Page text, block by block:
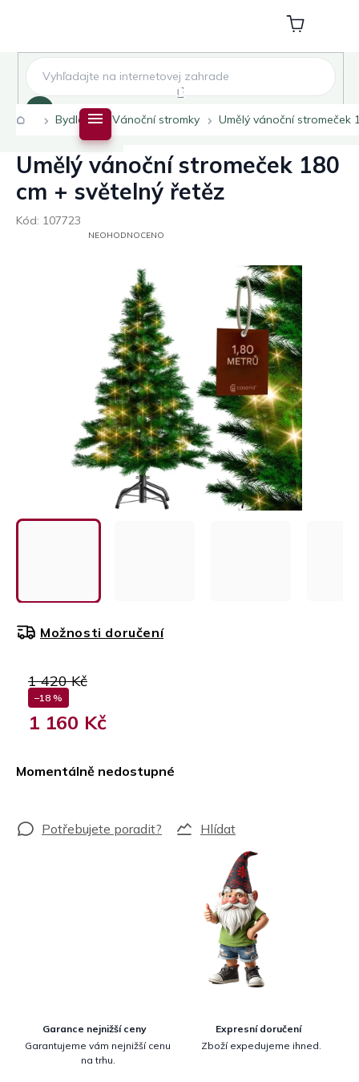
Nákupní
košík
DomůBydlení Vánoční stromky Umělý vánoční stromeček
Umělý vánoční stromeček 180
cm + světelný řetěz
Kód: 107723
PRŮMĚRNÉNEOHODNOCENO
1 420 Kč
–18 %
1 160 Kč
Momentálně nedostupné
Možnosti doručení
Hlídat
Garance nejnižší ceny
Garantujeme vám nejnižší cenu
na trhu.
Expresní doručení
Zboží expedujeme ihned.